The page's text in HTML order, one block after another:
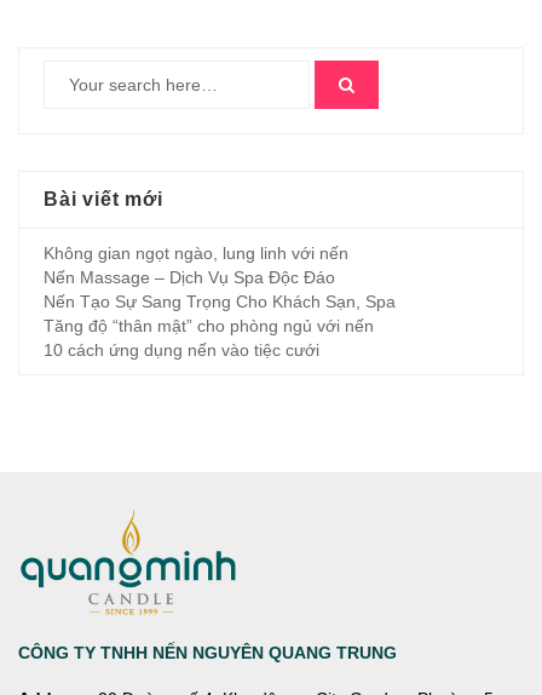
Bài viết mới
Không gian ngọt ngào, lung linh với nến
Nến Massage – Dịch Vụ Spa Độc Đáo
Nến Tạo Sự Sang Trọng Cho Khách Sạn, Spa
Tăng độ “thân mật” cho phòng ngủ với nến
10 cách ứng dụng nến vào tiệc cưới
CÔNG TY TNHH NẾN NGUYÊN QUANG TRUNG